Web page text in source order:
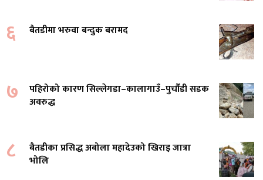
६ बैतडीमा भरुवा बन्दुक बरामद
७
पहिरोको कारण सिल्लेगडा–कालागाउँ–पुर्चौंडी सडक
अवरुद्ध
८
बैतडीका प्रसिद्ध अबोला महादेउको खिराइ जात्रा
भोलि